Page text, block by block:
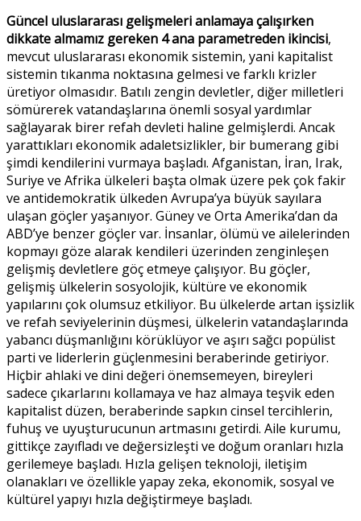
Güncel uluslararası gelişmeleri anlamaya çalışırken
dikkate almamız gereken 4 ana parametreden ikincisi,
mevcut uluslararası ekonomik sistemin, yani kapitalist
sistemin tıkanma noktasına gelmesi ve farklı krizler
üretiyor olmasıdır. Batılı zengin devletler, diğer milletleri
sömürerek vatandaşlarına önemli sosyal yardımlar
sağlayarak birer refah devleti haline gelmişlerdi. Ancak
yarattıkları ekonomik adaletsizlikler, bir bumerang gibi
şimdi kendilerini vurmaya başladı. Afganistan, İran, Irak,
Suriye ve Afrika ülkeleri başta olmak üzere pek çok fakir
ve antidemokratik ülkeden Avrupa’ya büyük sayılara
ulaşan göçler yaşanıyor. Güney ve Orta Amerika’dan da
ABD’ye benzer göçler var. İnsanlar, ölümü ve ailelerinden
kopmayı göze alarak kendileri üzerinden zenginleşen
gelişmiş devletlere göç etmeye çalışıyor. Bu göçler,
gelişmiş ülkelerin sosyolojik, kültüre ve ekonomik
yapılarını çok olumsuz etkiliyor. Bu ülkelerde artan işsizlik
ve refah seviyelerinin düşmesi, ülkelerin vatandaşlarında
yabancı düşmanlığını körüklüyor ve aşırı sağcı popülist
parti ve liderlerin güçlenmesini beraberinde getiriyor.
Hiçbir ahlaki ve dini değeri önemsemeyen, bireyleri
sadece çıkarlarını kollamaya ve haz almaya teşvik eden
kapitalist düzen, beraberinde sapkın cinsel tercihlerin,
fuhuş ve uyuşturucunun artmasını getirdi. Aile kurumu,
gittikçe zayıfladı ve değersizleşti ve doğum oranları hızla
gerilemeye başladı. Hızla gelişen teknoloji, iletişim
olanakları ve özellikle yapay zeka, ekonomik, sosyal ve
kültürel yapıyı hızla değiştirmeye başladı.